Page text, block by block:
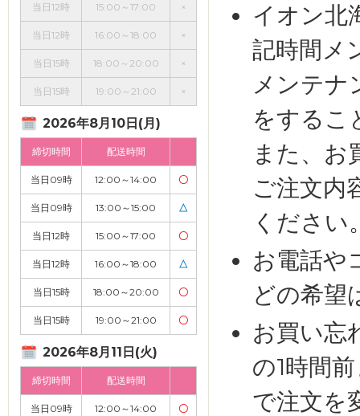
当日12時 15:00～17:00 ×
当日12時 16:00～18:00 ×
当日15時 18:00～20:00 ×
当日15時 19:00～21:00 ×
2026年8月10日(月)
締切時間 配送時間
当日09時 12:00～14:00 〇
当日09時 13:00～15:00 △
当日12時 15:00～17:00 〇
当日12時 16:00～18:00 △
当日15時 18:00～20:00 〇
当日15時 19:00～21:00 〇
2026年8月11日(火)
締切時間 配送時間
当日09時 12:00～14:00 〇
イオン北
記時間メ
メンテナ
をするこ
また、お
ご注文内
ください
お電話や
どの希望
お買い忘
の1時間
で注文を